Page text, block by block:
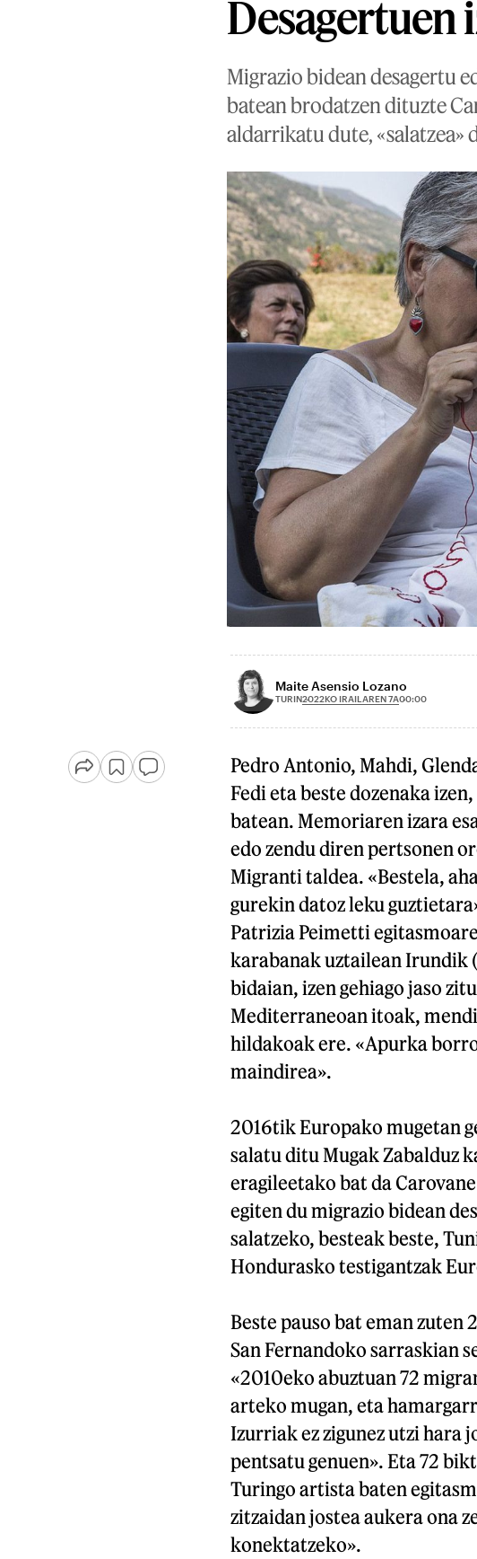
Desagertuen
Migrazio bidean desagertu
batean brodatzen dituzte
aldarrikatu dute, «salatzea»
Maite Asensio Lozano
TURIN2022KO IRAILAREN 7A00:00
Pedro Antonio, Mahdi,
Fedi eta beste dozenaka
batean. Memoriaren izara
edo zendu diren pertsonen
Migranti taldea. «Bestela,
gurekin datoz leku
Patrizia Peimetti
karabanak uztailean Irundik
bidaian, izen gehiago jaso
Mediterraneoan itoak,
hildakoak ere. «Apurka
maindirea».
2016tik Europako mugetan
salatu ditu Mugak Zabalduz
eragileetako bat da
egiten du migrazio bidean
salatzeko, besteak beste,
Hondurasko testigantzak
Beste pauso bat eman
San Fernandoko sarraskian
«2010eko abuztuan 72
arteko mugan, eta
Izurriak ez zigunez utzi hara
pentsatu genuen». Eta 72
Turingo artista baten
zitzaidan jostea aukera ona
konektatzeko».